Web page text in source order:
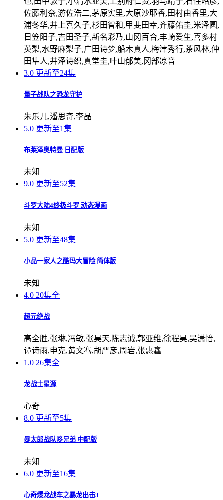
佐藤利奈,游佐浩二,茅原实里,大原沙耶香,田村由香里,大
浦冬华,井上喜久子,杉田智和,甲斐田幸,齐藤佑圭,米泽圆,
日笠阳子,吉田圣子,新名彩乃,山冈百合,丰崎爱生,喜多村
英梨,水野麻梨子,广田诗梦,船木真人,梅津秀行,茶风林,仲
田隼人,井泽诗织,真堂圭,叶山郁美,冈部凉音
3.0 更新至24集
量子战队之恐龙守护
朱乐儿,潘思奇,李晶
5.0 更新至1集
布莱泽奥特曼 日配版
未知
9.0 更新至52集
斗罗大陆4终极斗罗 动态漫画
未知
5.0 更新至48集
小品一家人之酷玛大冒险 简体版
未知
4.0 20集全
超元绝战
高全胜,张琳,冯敏,张昊天,陈志诚,郭亚维,徐程昊,吴潇怡,
谭诗雨,申克,黄文骞,胡严彦,周岩,张惠鑫
1.0 26集全
龙战士星源
心奇
8.0 更新至5集
暴太郎战队咚兄弟 中配版
未知
6.0 更新至16集
心奇爆龙战车之暴龙出击3